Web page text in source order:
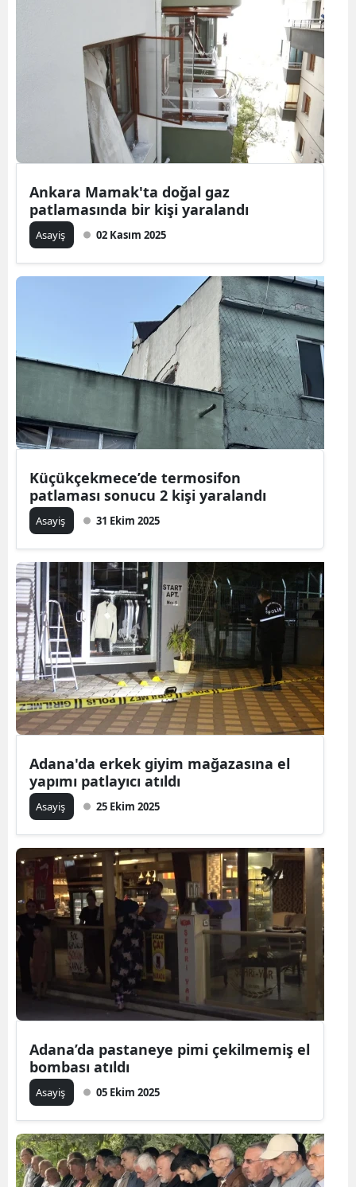
Ankara Mamak'ta doğal gaz
patlamasında bir kişi yaralandı
Asayiş 02 Kasım 2025
Küçükçekmece’de termosifon
patlaması sonucu 2 kişi yaralandı
Asayiş 31 Ekim 2025
Adana'da erkek giyim mağazasına el
yapımı patlayıcı atıldı
Asayiş 25 Ekim 2025
Adana’da pastaneye pimi çekilmemiş el
bombası atıldı
Asayiş 05 Ekim 2025